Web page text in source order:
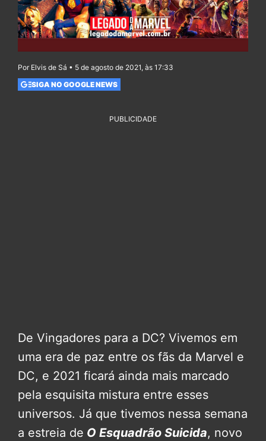
Por Elvis de Sá • 5 de agosto de 2021, às 17:33
SIGA NO GOOGLE NEWS
PUBLICIDADE
De Vingadores para a DC? Vivemos em
uma era de paz entre os fãs da Marvel e
DC, e 2021 ficará ainda mais marcado
pela esquisita mistura entre esses
universos. Já que tivemos nessa semana
a estreia de O Esquadrão Suicida, novo